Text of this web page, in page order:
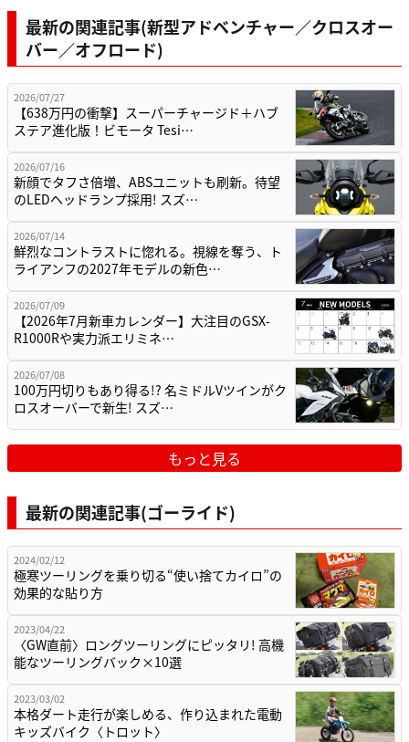
最新の関連記事(新型アドベンチャー／クロスオー
バー／オフロード)
2026/07/27
【638万円の衝撃】スーパーチャージド＋ハブ
ステア進化版！ビモータ Tesi…
2026/07/16
新顔でタフさ倍増、ABSユニットも刷新。待望
のLEDヘッドランプ採用! スズ…
2026/07/14
鮮烈なコントラストに惚れる。視線を奪う、ト
ライアンフの2027年モデルの新色…
2026/07/09
【2026年7月新車カレンダー】大注目のGSX-
R1000Rや実力派エリミネ…
2026/07/08
100万円切りもあり得る!? 名ミドルVツインがク
ロスオーバーで新生! スズ…
もっと見る
最新の関連記事(ゴーライド)
2024/02/12
極寒ツーリングを乗り切る“使い捨てカイロ”の
効果的な貼り方
2023/04/22
〈GW直前〉ロングツーリングにピッタリ! 高機
能なツーリングバック×10選
2023/03/02
本格ダート走行が楽しめる、作り込まれた電動
キッズバイク〈トロット〉